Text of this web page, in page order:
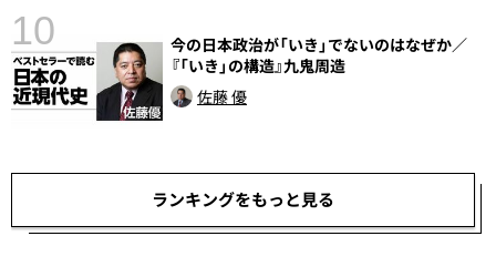
10
今の日本政治が「いき」でないのはなぜか／
『「いき」の構造』九鬼周造
佐藤 優
ランキングをもっと見る